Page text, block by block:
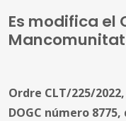
Es modifica el
Ordre CLT/225/
DOGC número